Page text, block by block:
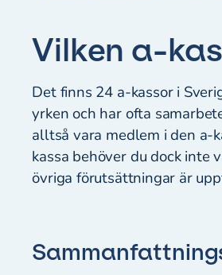
Vilken a-
Det finns 24 a-kassor i
yrken och har ofta
alltså vara medlem i den a-
kassa behöver du dock inte
övriga förutsättningar är